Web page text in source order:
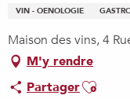
VIN - OENOLOGIE
Maison des vins, 4
M'y rendre
PartagerAjouter